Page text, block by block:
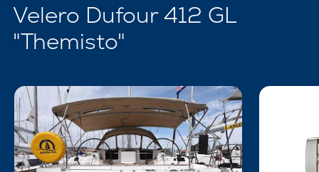
Velero Dufour 412 GL
"Themisto"